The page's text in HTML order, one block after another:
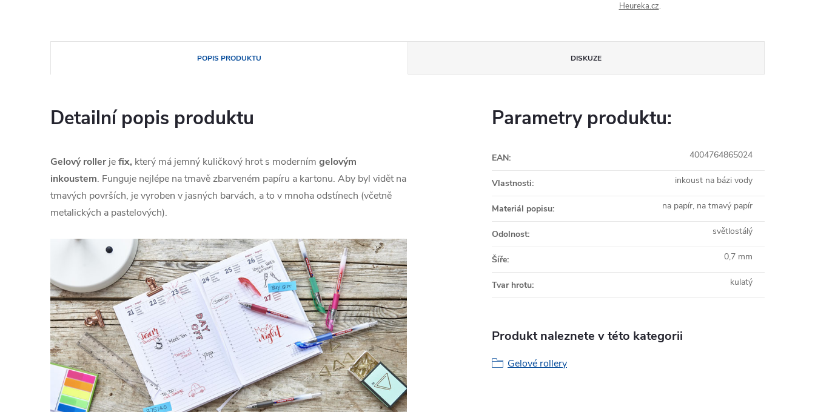
Heureka.cz.
POPIS PRODUKTU DISKUZE
Detailní popis produktu
Gelový roller jefix, který má jemný kuličkový hrot s moderním gelovým
inkoustem. Funguje nejlépe na tmavě zbarveném papíru a kartonu. Aby byl vidět na
tmavých površích, je vyroben v jasných barvách, a to v mnoha odstínech (včetně
metalických a pastelových).
Parametry produktu:
EAN: 4004764865024
Vlastnosti: inkoust na bázi vody
Materiál popisu: na papír, na tmavý papír
Odolnost: světlostálý
Šíře: 0,7 mm
Tvar hrotu: kulatý
Produkt naleznete v této kategorii
Gelové rollery